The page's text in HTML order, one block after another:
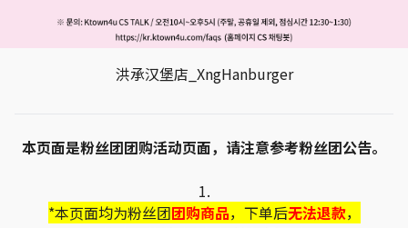
洪承汉堡店_XngHanburger
本页面是粉丝团团购活动页面，请注意参考粉丝团公告。
1.
*本页面均为粉丝团团购商品，下单后无法退款，